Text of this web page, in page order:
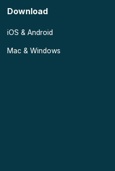
Download
iOS & Android
Mac & Windows